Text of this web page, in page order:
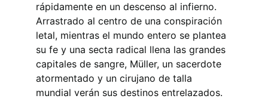
rápidamente en un descenso al infierno.
Arrastrado al centro de una conspiración
letal, mientras el mundo entero se plantea
su fe y una secta radical llena las grandes
capitales de sangre, Müller, un sacerdote
atormentado y un cirujano de talla
mundial verán sus destinos entrelazados.